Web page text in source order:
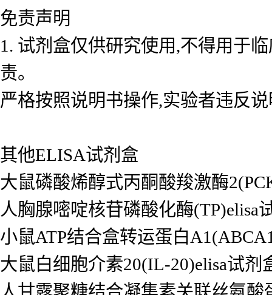
免责声明
1. 试剂盒仅供研究使用,不得用于
责。
严格按照说明书操作,实验者违反
其他ELISA试剂盒
大鼠磷酸烯醇式丙酮酸羧激酶
人胸腺嘧啶核苷磷酸化酶(TP)elisa
小鼠ATP结合盒转运蛋白
大鼠白细胞介素20(IL-20)elisa试剂